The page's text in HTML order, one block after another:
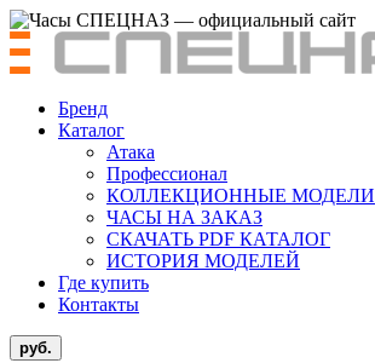
Бренд
Каталог
Атака
Профессионал
КОЛЛЕКЦИОННЫЕ МОДЕЛИ
ЧАСЫ НА ЗАКАЗ
СКАЧАТЬ PDF КАТАЛОГ
ИСТОРИЯ МОДЕЛЕЙ
Где купить
Контакты
руб.